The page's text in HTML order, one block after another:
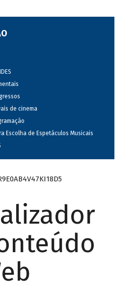
de cinema
Escolha de Espetáculos Musicais